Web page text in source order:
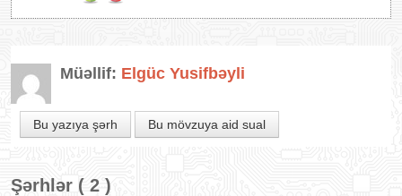
Müəllif: Elgüc Yusifbəyli
Bu yazıya şərh Bu mövzuya aid sual
Şərhlər ( 2 )